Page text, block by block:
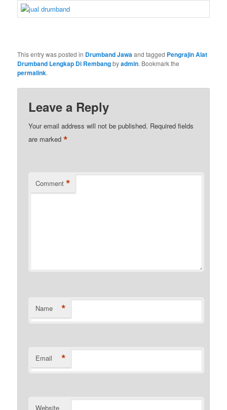
This entry was posted in Drumband Jawaand tagged Pengrajin Alat
Drumband Lengkap Di Rembangbyadmin. Bookmark the
permalink.
Leave a Reply
Your email address will not be published. Required fields
are marked*
Comment *
Name *
Email *
Website